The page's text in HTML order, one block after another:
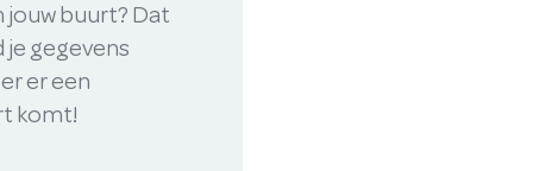
jouw buurt? Dat
je gegevens
er een
komt!